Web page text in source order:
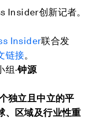
Insider创新记者。
Insider联合发
链接。
组·钟源
独立且中立的平
、区域及行业性重